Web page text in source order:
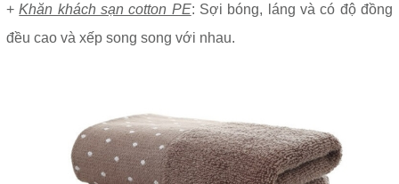
+Khăn khách sạn cotton PE: Sợi bóng, láng và có độ đồng
đều cao và xếp song song với nhau.